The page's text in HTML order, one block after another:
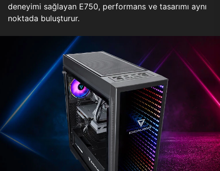
deneyimi sağlayan E750, performans ve tasarımı aynı
noktada buluşturur.